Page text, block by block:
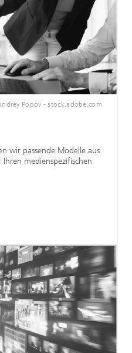
Popov - stock.adobe.com
wir passende Modelle aus
medienspezifischen